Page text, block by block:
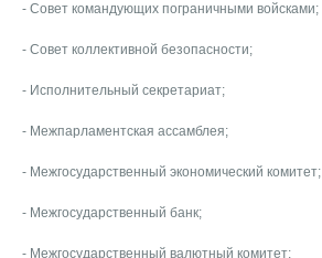
- Совет командующих пограничными войсками;
- Совет коллективной безопасности;
- Исполнительный секретариат;
- Межпарламентская ассамблея;
- Межгосударственный экономический комитет;
- Межгосударственный банк;
- Межгосударственный валютный комитет;